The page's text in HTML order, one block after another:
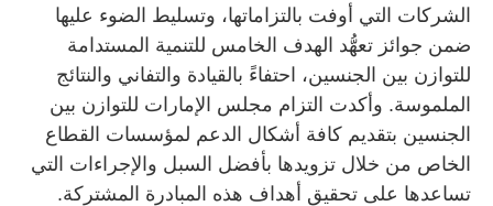
الشركات التي أوفت بالتزاماتها، وتسليط الضوء عليها
ضمن جوائز تعهُّد الهدف الخامس للتنمية المستدامة
للتوازن بين الجنسين، احتفاءً بالقيادة والتفاني والنتائج
الملموسة. وأكدت التزام مجلس الإمارات للتوازن بين
الجنسين بتقديم كافة أشكال الدعم لمؤسسات القطاع
الخاص من خلال تزويدها بأفضل السبل والإجراءات التي
تساعدها على تحقيق أهداف هذه المبادرة المشتركة.